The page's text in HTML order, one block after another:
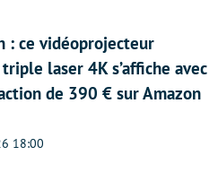
: ce vidéoprojecteur
laser 4K s’affiche avec
de 390 € sur Amazon
18:00